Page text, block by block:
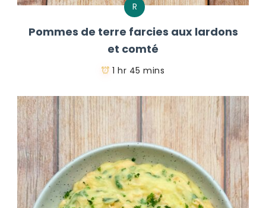
R
Pommes de terre farcies aux lardons
et comté
1 hr 45 mins